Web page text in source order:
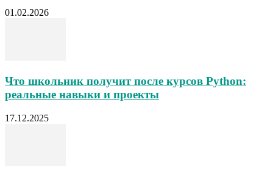
01.02.2026
Что школьник получит после курсов Python:
реальные навыки и проекты
17.12.2025